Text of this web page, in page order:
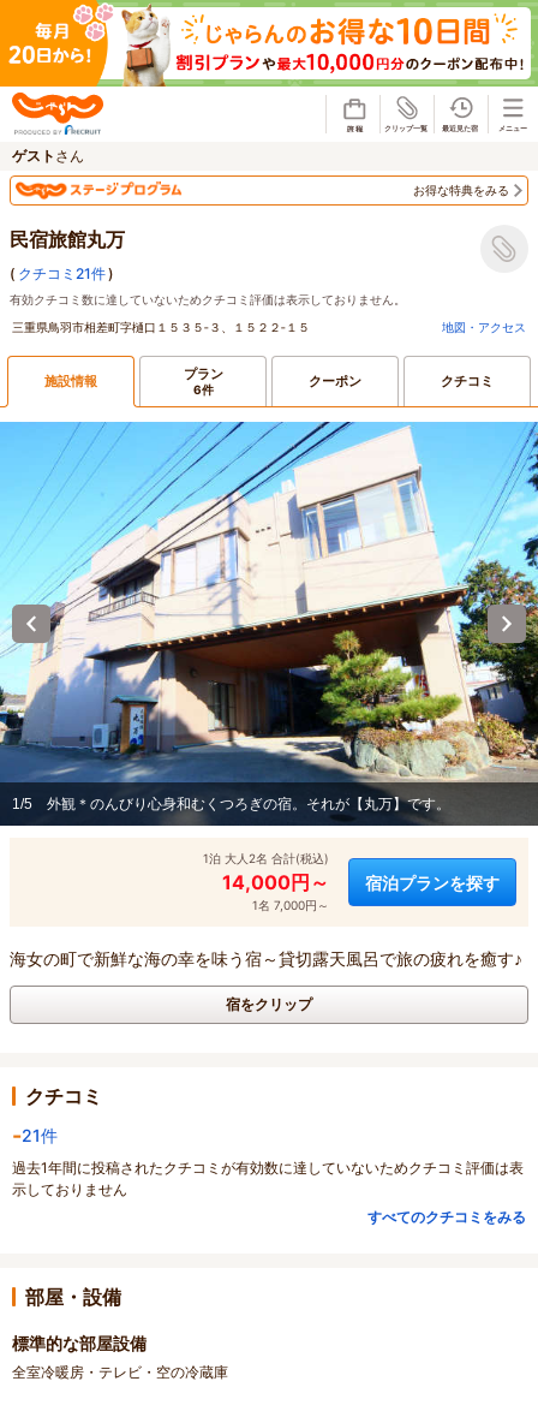
ゲスト さん
お得な特典をみる
民宿旅館丸万
( クチコミ21件)
有効クチコミ数に達していないためクチコミ評価は表示しておりません。
三重県鳥羽市相差町字樋口１５３５‐３、１５２２‐１５
地図・アクセス
施設情報 プラン
6件 クーポン クチコミ
1/5 外観＊のんびり心身和むくつろぎの宿。それが【丸万】です。
1泊 大人2名 合計(税込)
14,000円～
1名 7,000円～
宿泊プランを探す
海女の町で新鮮な海の幸を味う宿～貸切露天風呂で旅の疲れを癒す♪
宿をクリップ
クチコミ
-21件
過去1年間に投稿されたクチコミが有効数に達していないためクチコミ評価は表
示しておりません
すべてのクチコミをみる
部屋・設備
標準的な部屋設備
全室冷暖房・テレビ・空の冷蔵庫